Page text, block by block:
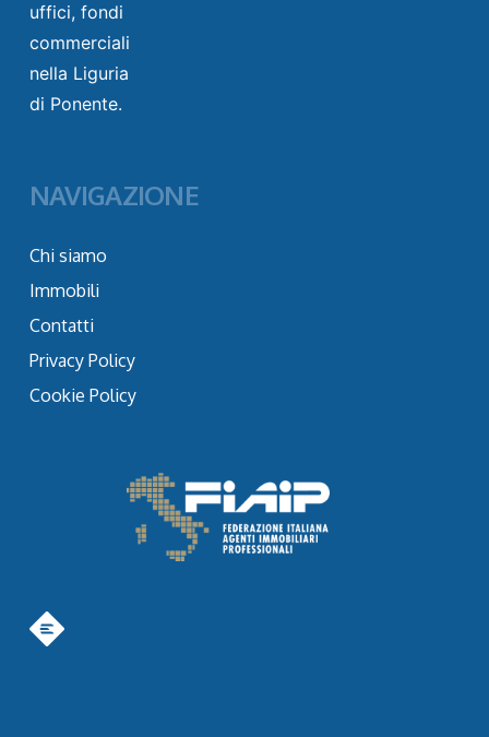
uffici, fondi
commerciali
nella Liguria
di Ponente.
NAVIGAZIONE
Chi siamo
Immobili
Contatti
Privacy Policy
Cookie Policy